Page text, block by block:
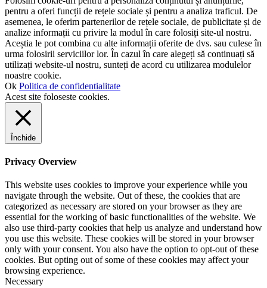
pentru a oferi funcții de rețele sociale și pentru a analiza traficul. De
asemenea, le oferim partenerilor de rețele sociale, de publicitate și de
analize informații cu privire la modul în care folosiți site-ul nostru.
Aceștia le pot combina cu alte informații oferite de dvs. sau culese în
urma folosirii serviciilor lor. În cazul în care alegeți să continuați să
utilizați website-ul nostru, sunteți de acord cu utilizarea modulelor
noastre cookie.
Ok Politica de confidentialitate
Acest site foloseste cookies.
Închide
Privacy Overview
This website uses cookies to improve your experience while you
navigate through the website. Out of these, the cookies that are
categorized as necessary are stored on your browser as they are
essential for the working of basic functionalities of the website. We
also use third-party cookies that help us analyze and understand how
you use this website. These cookies will be stored in your browser
only with your consent. You also have the option to opt-out of these
cookies. But opting out of some of these cookies may affect your
browsing experience.
Necessary